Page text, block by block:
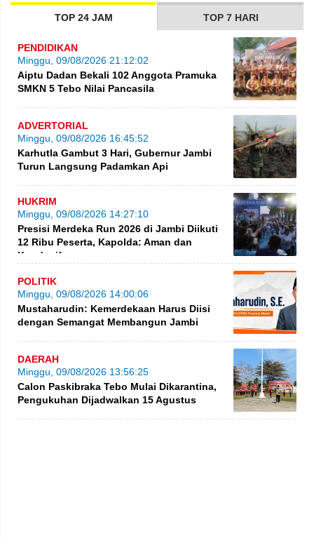
TOP 24 JAM TOP 7 HARI
PENDIDIKAN
Minggu, 09/08/2026 21:12:02
Aiptu Dadan Bekali 102 Anggota Pramuka
SMKN 5 Tebo Nilai Pancasila
ADVERTORIAL
Minggu, 09/08/2026 16:45:52
Karhutla Gambut 3 Hari, Gubernur Jambi
Turun Langsung Padamkan Api
HUKRIM
Minggu, 09/08/2026 14:27:10
Presisi Merdeka Run 2026 di Jambi Diikuti
12 Ribu Peserta, Kapolda: Aman dan
Kondusif
POLITIK
Minggu, 09/08/2026 14:00:06
Mustaharudin: Kemerdekaan Harus Diisi
dengan Semangat Membangun Jambi
DAERAH
Minggu, 09/08/2026 13:56:25
Calon Paskibraka Tebo Mulai Dikarantina,
Pengukuhan Dijadwalkan 15 Agustus